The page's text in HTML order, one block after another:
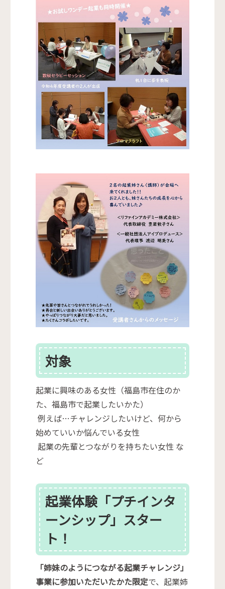
対象
起業に興味のある女性（福島市在住のか
た、福島市で起業したいかた）
例えば…チャレンジしたいけど、何から
始めていいか悩んでいる女性
起業の先輩とつながりを持ちたい女性 な
ど
起業体験「プチインタ
ーンシップ」スター
ト！
「姉妹のようにつながる起業チャレンジ」
事業に参加いただいたかた限定で、起業姉